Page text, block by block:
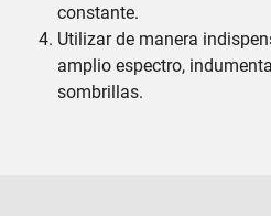
constante.
Utilizar de manera
amplio espectro,
sombrillas.